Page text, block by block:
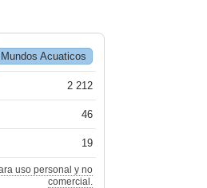
Mundos Acuaticos
2 212
46
19
uso personal y no
comercial.